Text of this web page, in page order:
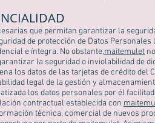
que permitan garantizar la
de protección de Datos
e íntegra. No obstante,maitemulet
la seguridad o inviolabilidad de
los datos de las tarjetas de crédito del
legal de la gestión y
los datos personales por él
contractual establecida con
técnica, comercial de nuevos